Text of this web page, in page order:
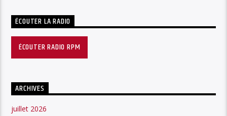
ÉCOUTER LA RADIO
ÉCOUTER RADIO RPM
ARCHIVES
juillet 2026